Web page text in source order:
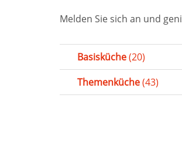
Melden Sie sich an und
Basisküche(20)
Themenküche(43)